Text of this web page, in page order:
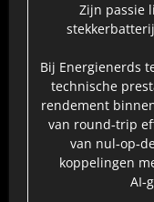
Zijn passie
Bij Energienerds
technische
rendement
van round‑trip
van
koppelingen